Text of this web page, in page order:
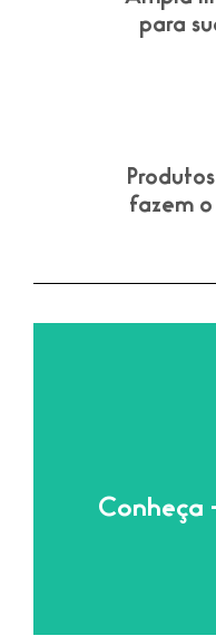
para
fazem
Conheça